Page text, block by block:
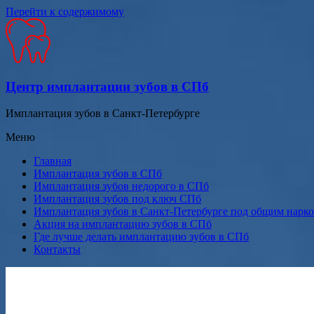
Перейти к содержимому
Центр имплантации зубов в СПб
Имплантация зубов в Санкт-Петербурге
Меню
Главная
Имплантация зубов в СПб
Имплантация зубов недорого в СПб
Имплантация зубов под ключ СПб
Имплантация зубов в Санкт-Петербурге под общим
Акция на имплантацию зубов в СПб
Где лучше делать имплантацию зубов в СПб
Контакты